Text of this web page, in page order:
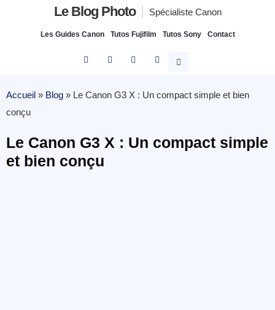
Le Blog Photo Spécialiste Canon
Les Guides Canon Tutos Fujifilm Tutos Sony Contact
Accueil » Blog » Le Canon G3 X : Un compact simple et bien
conçu
Le Canon G3 X : Un compact simple
et bien conçu